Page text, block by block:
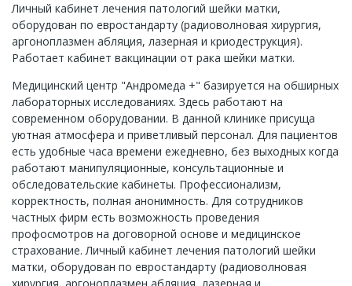
Личный кабинет лечения патологий шейки матки,
оборудован по евростандарту (радиоволновая хирургия,
аргоноплазмен абляция, лазерная и криодеструкция).
Работает кабинет вакцинации от рака шейки матки.
Медицинский центр "Андромеда +" базируется на обширных
лабораторных исследованиях. Здесь работают на
современном оборудовании. В данной клинике присуща
уютная атмосфера и приветливый персонал. Для пациентов
есть удобные часа времени ежедневно, без выходных когда
работают манипуляционные, консультационные и
обследовательские кабинеты. Профессионализм,
корректность, полная анонимность. Для сотрудников
частных фирм есть возможность проведения
профосмотров на договорной основе и медицинское
страхование. Личный кабинет лечения патологий шейки
матки, оборудован по евростандарту (радиоволновая